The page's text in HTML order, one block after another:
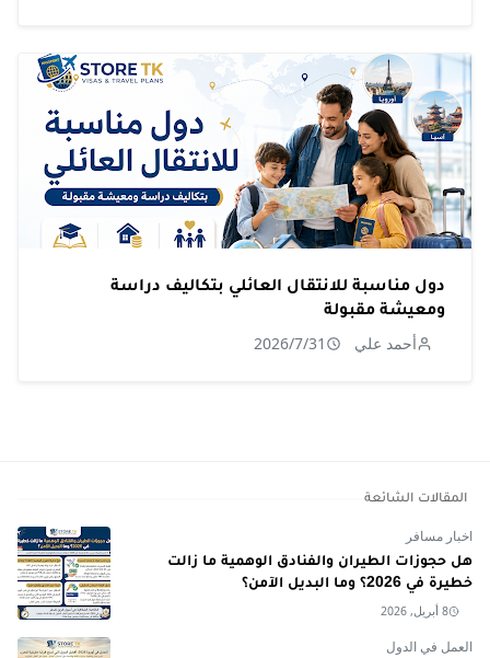
دول مناسبة للانتقال العائلي بتكاليف دراسة
ومعيشة مقبولة
أحمد علي 2026/7/31
المقالات الشائعة
اخبار مسافر
هل حجوزات الطيران والفنادق الوهمية ما زالت
خطيرة في 2026؟ وما البديل الآمن؟
8 أبريل, 2026
العمل في الدول